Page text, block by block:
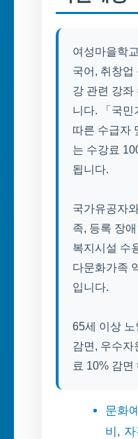
여성마을학
국어, 취창업
강 관련 강좌
니다. 「국민
따른 수급자
는 수강료
됩니다.
국가유공자
족, 등록 장
복지시설 수
다문화가족
입니다.
65세 이상
감면, 우수자
료 10% 감
문화
비,